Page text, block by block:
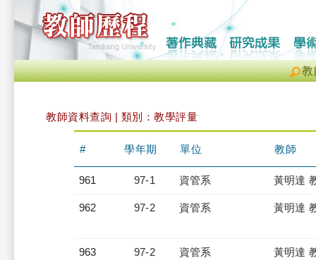
教
教師資料查詢 | 類別：教學評量
# 學年期 單位 教師
961 97-1 資管系 黃明達
962 97-2 資管系 黃明達
963 97-2 資管系 黃明達